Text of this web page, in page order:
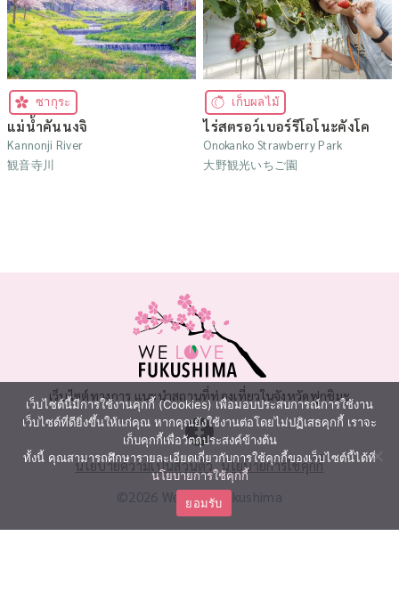
ซากุระ
แม่น้ำคันนงจิ
Kannonji River
観音寺川
เก็บผลไม้
ไร่สตรอว์เบอร์รีโอโนะคังโค
Onokanko Strawberry Park
大野観光いちご園
เว็บไซต์ทางการ แนะนำสถานที่ท่องเที่ยวในจังหวัดฟุกุชิมะ
นโยบายความเป็นส่วนตัว นโยบายการใช้คุกกี้
©2026 We Love Fukushima
เว็บไซต์นี้มีการใช้งานคุกกี้ (Cookies) เพื่อมอบประสบการณ์การใช้งาน
เว็บไซต์ที่ดียิ่งขึ้นให้แก่คุณ หากคุณยังใช้งานต่อโดยไม่ปฏิเสธคุกกี้ เราจะ
เก็บคุกกี้เพื่อวัตถุประสงค์ข้างต้น
ทั้งนี้ คุณสามารถศึกษารายละเอียดเกี่ยวกับการใช้คุกกี้ของเว็บไซต์นี้ได้ที่
นโยบายการใช้คุกกี้
ยอมรับ